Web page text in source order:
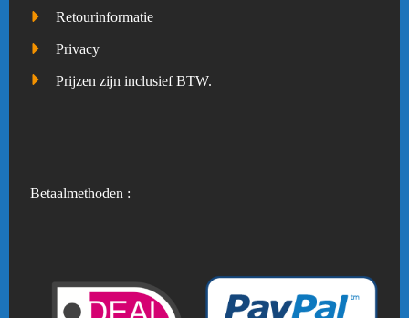
Retourinformatie
Privacy
Prijzen zijn inclusief BTW.
Betaalmethoden :